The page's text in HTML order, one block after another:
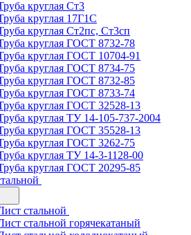
круглая Ст3
круглая 17Г1С
круглая Ст2пс, Ст3сп
круглая ГОСТ 8732-78
круглая ГОСТ 10704-91
круглая ГОСТ 8734-75
круглая ГОСТ 8732-85
круглая ГОСТ 8733-74
круглая ГОСТ 32528-13
круглая ТУ 14-105-737-2004
круглая ГОСТ 35528-13
круглая ГОСТ 3262-75
круглая ТУ 14-3-1128-00
круглая ГОСТ 20295-85
стальной
стальной горячекатаный